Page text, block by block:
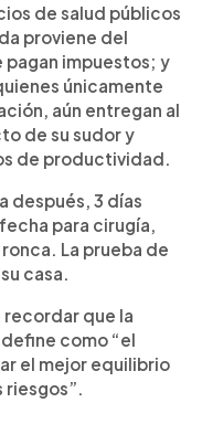
de salud públicos
proviene del
pagan impuestos; y
únicamente
aún entregan al
de su sudor y
de productividad.
después, 3 días
para cirugía,
La prueba de
casa.
recordar que la
como “el
el mejor equilibrio
riesgos”.